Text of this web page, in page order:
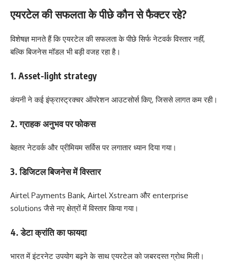
एयरटेल की सफलता के पीछे कौन से फैक्टर रहे?
विशेषज्ञ मानते हैं कि एयरटेल की सफलता के पीछे सिर्फ नेटवर्क विस्तार नहीं,
बल्कि बिजनेस मॉडल भी बड़ी वजह रहा है।
1. Asset-light strategy
कंपनी ने कई इंफ्रास्ट्रक्चर ऑपरेशन आउटसोर्स किए, जिससे लागत कम रही।
2. ग्राहक अनुभव पर फोकस
बेहतर नेटवर्क और प्रीमियम सर्विस पर लगातार ध्यान दिया गया।
3. डिजिटल बिजनेस में विस्तार
Airtel Payments Bank, Airtel Xstream और enterprise
solutions जैसे नए क्षेत्रों में विस्तार किया गया।
4. डेटा क्रांति का फायदा
भारत में इंटरनेट उपयोग बढ़ने के साथ एयरटेल को जबरदस्त ग्रोथ मिली।